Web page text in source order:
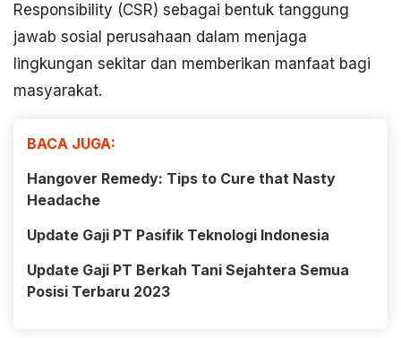
Responsibility (CSR) sebagai bentuk tanggung
jawab sosial perusahaan dalam menjaga
lingkungan sekitar dan memberikan manfaat bagi
masyarakat.
BACA JUGA:
Hangover Remedy: Tips to Cure that Nasty
Headache
Update Gaji PT Pasifik Teknologi Indonesia
Update Gaji PT Berkah Tani Sejahtera Semua
Posisi Terbaru 2023